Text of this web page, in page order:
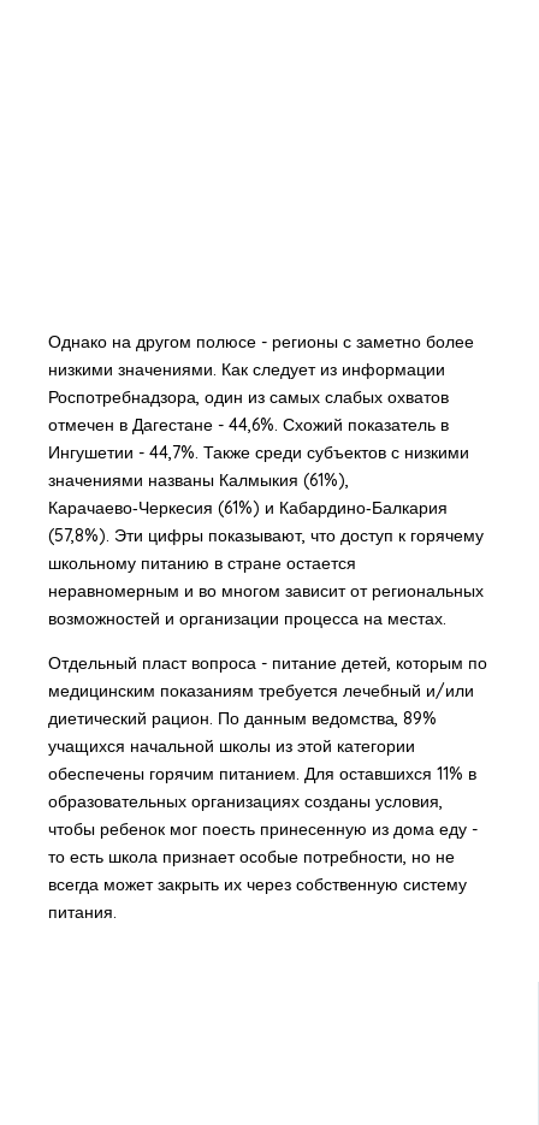
Однако на другом полюсе - регионы с заметно более
низкими значениями. Как следует из информации
Роспотребнадзора, один из самых слабых охватов
отмечен в Дагестане - 44,6%. Схожий показатель в
Ингушетии - 44,7%. Также среди субъектов с низкими
значениями названы Калмыкия (61%),
Карачаево‑Черкесия (61%) и Кабардино‑Балкария
(57,8%). Эти цифры показывают, что доступ к горячему
школьному питанию в стране остается
неравномерным и во многом зависит от региональных
возможностей и организации процесса на местах.
Отдельный пласт вопроса - питание детей, которым по
медицинским показаниям требуется лечебный и/или
диетический рацион. По данным ведомства, 89%
учащихся начальной школы из этой категории
обеспечены горячим питанием. Для оставшихся 11% в
образовательных организациях созданы условия,
чтобы ребенок мог поесть принесенную из дома еду -
то есть школа признает особые потребности, но не
всегда может закрыть их через собственную систему
питания.